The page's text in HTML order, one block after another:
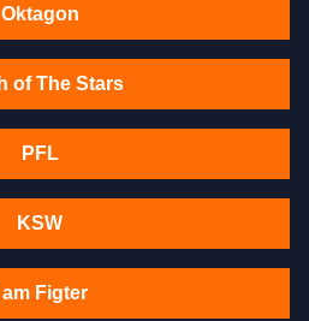
Oktagon
of The Stars
PFL
KSW
I am Figter